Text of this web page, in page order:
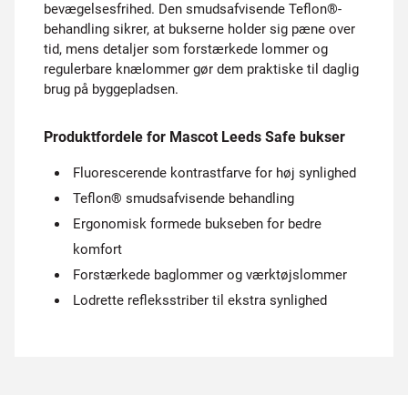
bevægelsesfrihed. Den smudsafvisende Teflon®-
behandling sikrer, at bukserne holder sig pæne over
tid, mens detaljer som forstærkede lommer og
regulerbare knælommer gør dem praktiske til daglig
brug på byggepladsen.
Produktfordele for Mascot Leeds Safe bukser
Fluorescerende kontrastfarve for høj synlighed
Teflon® smudsafvisende behandling
Ergonomisk formede bukseben for bedre
komfort
Forstærkede baglommer og værktøjslommer
Lodrette refleksstriber til ekstra synlighed